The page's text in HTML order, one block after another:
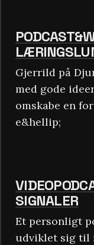
Gjerrild på
med gode
omskabe en
e&hellip;
SIGNALER
Et personligt
udviklet sig til